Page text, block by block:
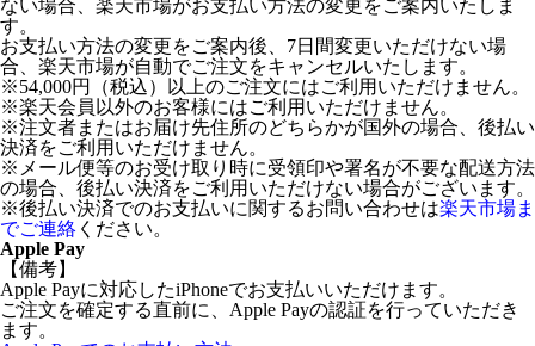
ない場合、楽天市場がお支払い方法の変更をご案内いたしま
す。
お支払い方法の変更をご案内後、7日間変更いただけない場
合、楽天市場が自動でご注文をキャンセルいたします。
※54,000円（税込）以上のご注文にはご利用いただけません。
※楽天会員以外のお客様にはご利用いただけません。
※注文者またはお届け先住所のどちらかが国外の場合、後払い
決済をご利用いただけません。
※メール便等のお受け取り時に受領印や署名が不要な配送方法
の場合、後払い決済をご利用いただけない場合がございます。
※後払い決済でのお支払いに関するお問い合わせは楽天市場ま
でご連絡 ください。
Apple Pay
【備考】
Apple Payに対応したiPhoneでお支払いいただけます。
ご注文を確定する直前に、Apple Payの認証を行っていただき
ます。